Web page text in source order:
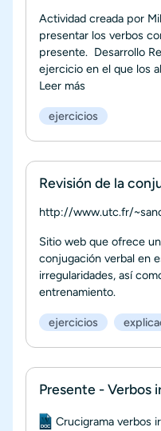
Actividad creada por
presentar los verbos
presente. Desarrollo
ejercicio en el que los
Leer más
ejercicios
Revisión de la
http://www.utc.fr/
Sitio web que ofrece
conjugación verbal en
irregularidades, así
entrenamiento.
ejercicios
Presente - Verbos
Documento
Crucigrama verbos